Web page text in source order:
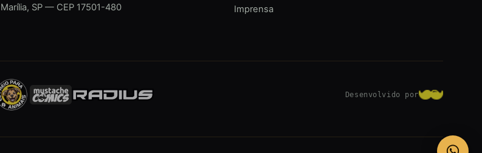
Marília, SP — CEP 17501-480
Imprensa
Desenvolvido por